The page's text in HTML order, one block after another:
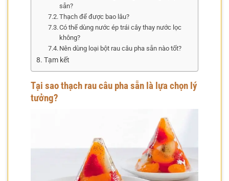
sẵn?
Thạch để được bao lâu?
Có thể dùng nước ép trái cây thay nước lọc
không?
Nên dùng loại bột rau câu pha sẵn nào tốt?
Tạm kết
Tại sao thạch rau câu pha sẵn là lựa chọn lý
tưởng?